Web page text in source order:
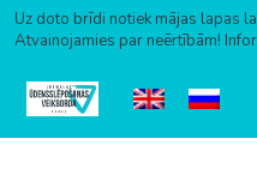
Uz doto brīdi notiek mājas lapas
Atvainojamies par neērtībām!